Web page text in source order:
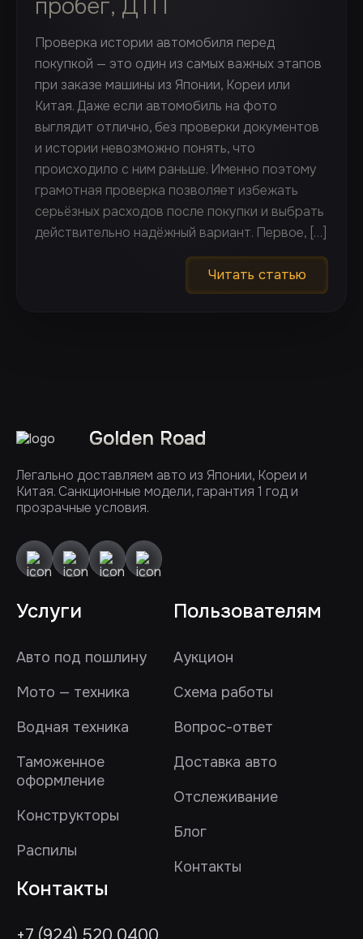
пробег, ДТП
Проверка истории автомобиля перед
покупкой — это один из самых важных этапов
при заказе машины из Японии, Кореи или
Китая. Даже если автомобиль на фото
выглядит отлично, без проверки документов
и истории невозможно понять, что
происходило с ним раньше. Именно поэтому
грамотная проверка позволяет избежать
серьёзных расходов после покупки и выбрать
действительно надёжный вариант. Первое, […]
Читать статью
Golden Road
Легально доставляем авто из Японии, Кореи и
Китая. Санкционные модели, гарантия 1 год и
прозрачные условия.
Услуги
Авто под пошлину
Мото — техника
Водная техника
Таможенное
оформление
Конструкторы
Распилы
Пользователям
Аукцион
Схема работы
Вопрос-ответ
Доставка авто
Отслеживание
Блог
Контакты
Контакты